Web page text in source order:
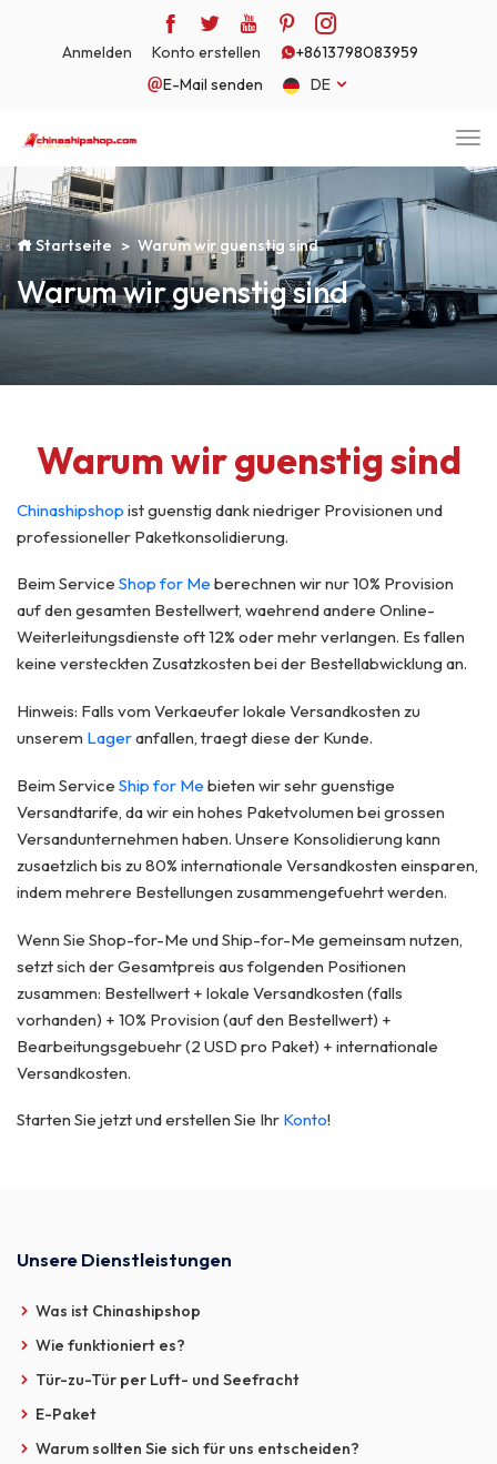
Anmelden Konto erstellen
+8613798083959
E-Mail senden
DE
Startseite Warum wir guenstig sind
Warum wir guenstig sind
Warum wir guenstig sind
Chinashipshop ist guenstig dank niedriger Provisionen und
professioneller Paketkonsolidierung.
Beim Service Shop for Me berechnen wir nur 10% Provision
auf den gesamten Bestellwert, waehrend andere Online-
Weiterleitungsdienste oft 12% oder mehr verlangen. Es fallen
keine versteckten Zusatzkosten bei der Bestellabwicklung an.
Hinweis: Falls vom Verkaeufer lokale Versandkosten zu
unserem Lageranfallen, traegt diese der Kunde.
Beim Service Ship for Me bieten wir sehr guenstige
Versandtarife, da wir ein hohes Paketvolumen bei grossen
Versandunternehmen haben. Unsere Konsolidierung kann
zusaetzlich bis zu 80% internationale Versandkosten einsparen,
indem mehrere Bestellungen zusammengefuehrt werden.
Wenn Sie Shop-for-Me und Ship-for-Me gemeinsam nutzen,
setzt sich der Gesamtpreis aus folgenden Positionen
zusammen: Bestellwert + lokale Versandkosten (falls
vorhanden) + 10% Provision (auf den Bestellwert) +
Bearbeitungsgebuehr (2 USD pro Paket) + internationale
Versandkosten.
Starten Sie jetzt und erstellen Sie Ihr Konto!
Unsere Dienstleistungen
Was ist Chinashipshop
Wie funktioniert es?
Tür-zu-Tür per Luft- und Seefracht
E-Paket
Warum sollten Sie sich für uns entscheiden?